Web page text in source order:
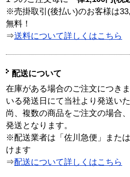
※売掛取引(後払い)のお客様は
無料！
⇒送料について詳しくはこちら
配送について
在庫がある場合のご注文につき
いる発送日にて当社より発送い
尚、複数の商品をご注文の場合
発送となります。
※配送業者は「佐川急便」また
けます
⇒配送について詳しくはこちら